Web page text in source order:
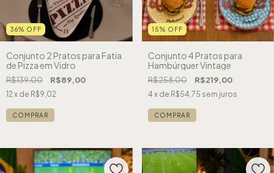
36% OFF
Conjunto 2 Pratos para Fatia
de Pizza em Vidro
R$139,00 R$89,00
12x de R$9,02
15% OFF
Conjunto 4 Pratos para
Hambúrguer Vintage
R$258,00 R$219,00
4 x de R$54,75 sem juros